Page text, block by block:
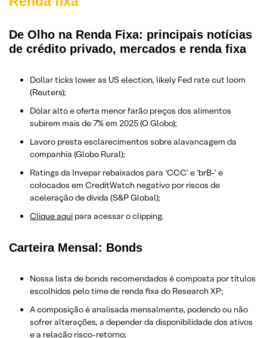
De Olho na Renda Fixa: principais notícias
de crédito privado, mercados e renda fixa
Dollar ticks lower as US election, likely Fed rate cut loom
(Reuters);
Dólar alto e oferta menor farão preços dos alimentos
subirem mais de 7% em 2025 (O Globo);
Lavoro presta esclarecimentos sobre alavancagem da
companhia (Globo Rural);
Ratings da Invepar rebaixados para ‘CCC’ e ‘brB-’ e
colocados em CreditWatch negativo por riscos de
aceleração de dívida (S&P Global);
Clique aqui para acessar o clipping.
Carteira Mensal: Bonds
Nossa lista de bonds recomendados é composta por títulos
escolhidos pelo time de renda fixa do Research XP;
A composição é analisada mensalmente, podendo ou não
sofrer alterações, a depender da disponibilidade dos ativos
e a relação risco-retorno;